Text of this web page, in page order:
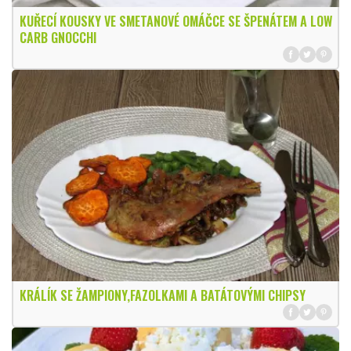
KUŘECÍ KOUSKY VE SMETANOVÉ OMÁČCE SE ŠPENÁTEM A LOW
CARB GNOCCHI
KRÁLÍK SE ŽAMPIONY,FAZOLKAMI A BATÁTOVÝMI CHIPSY